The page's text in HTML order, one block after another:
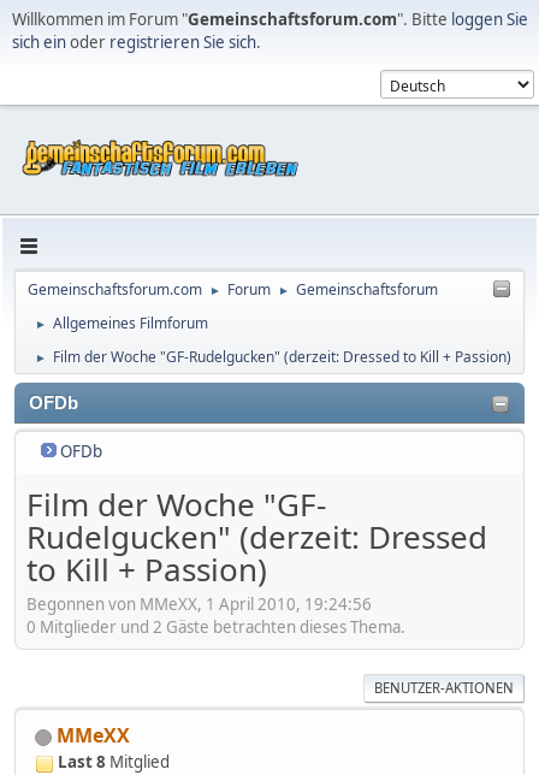
Willkommen im Forum "Gemeinschaftsforum.com". Bitte loggen Sie
sich einoder registrieren Sie sich.
Gemeinschaftsforum.com ► Forum ► Gemeinschaftsforum
► Allgemeines Filmforum
► Film der Woche "GF-Rudelgucken" (derzeit: Dressed to Kill + Passion)
OFDb
OFDb
Film der Woche "GF-
Rudelgucken" (derzeit: Dressed
to Kill + Passion)
Begonnen von MMeXX, 1 April 2010, 19:24:56
0 Mitglieder und 2 Gäste betrachten dieses Thema.
BENUTZER-AKTIONEN
MMeXX
Last 8 Mitglied